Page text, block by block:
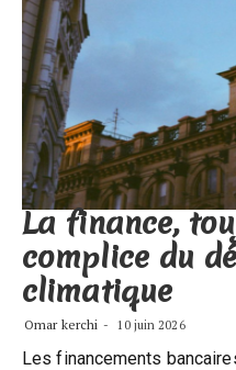
La finance,
complice du
climatique
Omar kerchi 10 juin 2026
Les financements